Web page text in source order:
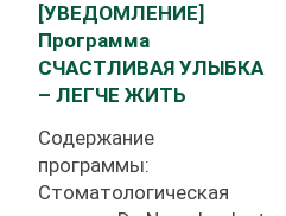
[УВЕДОМЛЕНИЕ]
Программа
СЧАСТЛИВАЯ УЛЫБКА
– ЛЕГЧЕ ЖИТЬ
Содержание
программы:
Стоматологическая